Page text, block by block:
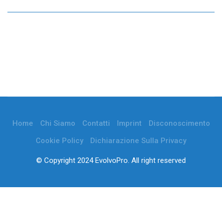
Home Chi Siamo Contatti Imprint
Disconoscimento
Cookie Policy
Dichiarazione Sulla Privacy
© Copyright 2024 EvolvoPro. All right reserved